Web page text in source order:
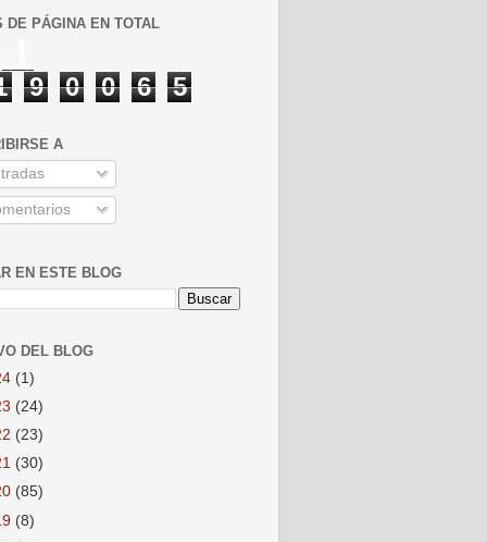
DE PÁGINA EN TOTAL
9 0 0 6 5
A
EN ESTE BLOG
DEL BLOG
(1)
(24)
(23)
(30)
(85)
(8)